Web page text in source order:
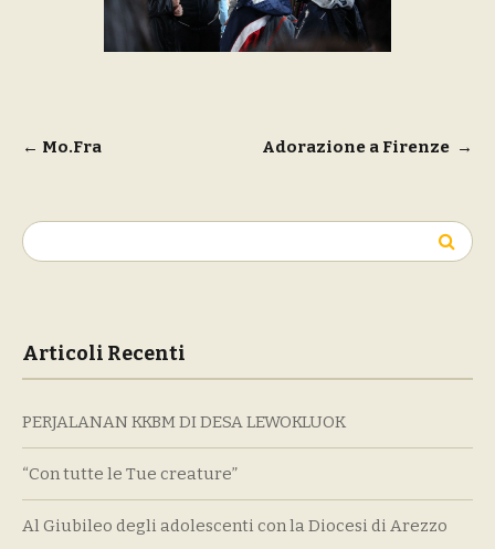
Navigazione
← Mo.Fra Adorazione a Firenze →
Ricerca
per:
Articoli Recenti
PERJALANAN KKBM DI DESA LEWOKLUOK
“Con tutte le Tue creature”
Al Giubileo degli adolescenti con la Diocesi di Arezzo